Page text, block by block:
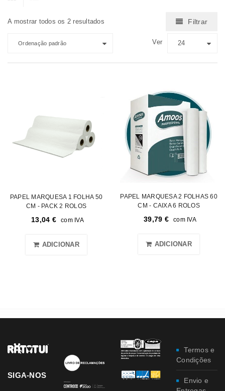
A mostrar todos os 2 resultados Filtrar
Ordenação padrão Ver 24
PAPEL MARQUESA 1 FOLHA 50
CM - PACK 2 ROLOS
13,04 € com IVA
ADICIONAR
PAPEL MARQUESA 2 FOLHAS 60
CM - CAIXA 6 ROLOS
39,79 € com IVA
ADICIONAR
SIGA-NOS
Termos e
Condições
Envio e